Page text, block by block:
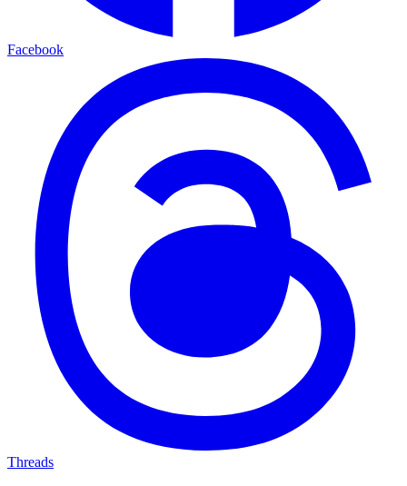
Facebook
Threads